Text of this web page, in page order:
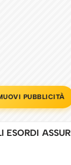
PUBBLICITÀ
ESORDI